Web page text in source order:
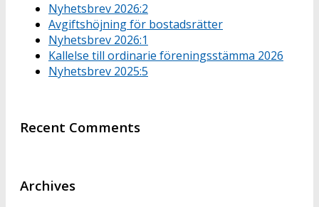
Nyhetsbrev 2026:2
Avgiftshöjning för bostadsrätter
Nyhetsbrev 2026:1
Kallelse till ordinarie föreningsstämma 2026
Nyhetsbrev 2025:5
Recent Comments
Archives